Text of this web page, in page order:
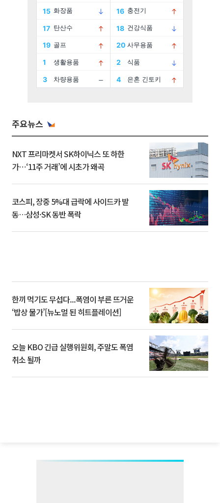
주요뉴스
NXT 프리마켓서 SK하이닉스 또 하한
가⋯‘11주 거래’에 시초가 왜곡
코스피, 장중 5%대 급락에 사이드카 발
동…삼성·SK 동반 폭락
한끼 먹기도 무섭다...폭염이 부른 뜨거운
‘밥상 물가’[뉴노멀 된 히트플레이션]
오늘 KBO 긴급 실행위원회, 주말도 폭염
취소 될까